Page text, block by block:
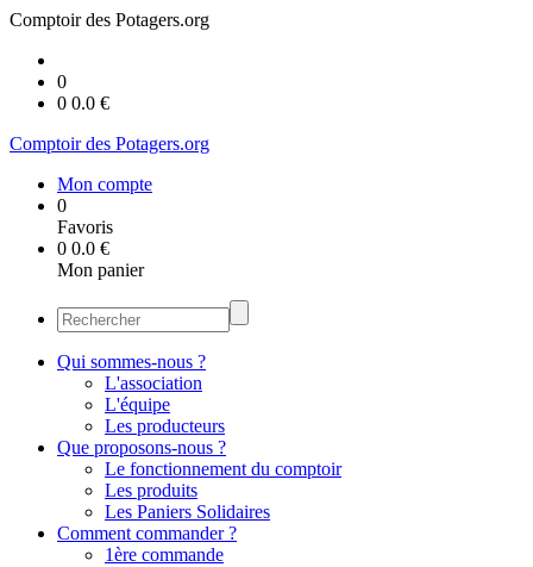
Comptoir des Potagers.org
0
0 0.0 €
Comptoir des Potagers.org
Mon compte
0
Favoris
0 0.0 €
Mon panier
Qui sommes-nous ?
L'association
L'équipe
Les producteurs
Que proposons-nous ?
Le fonctionnement du comptoir
Les produits
Les Paniers Solidaires
Comment commander ?
1ère commande